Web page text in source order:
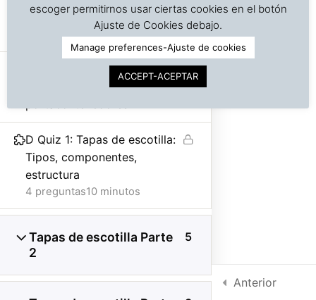
D Audiovisual: Apertura
lateral de escotillas (Inglés)
D Audiovisual: Remoción de
tapa de escotilla en buque
D Quiz 1: Tapas de escotilla:
Tipos, componentes,
estructura
10 minutos
4 preguntas
Tapas de escotilla Parte
2
5
Anterior
Copyright | Derechos reservados | Dr. J. A. Barreiro
Cargo Inspection Service LLC | 2018-2025
Política de Privacidad
Condiciones de uso
escoger permitirnos usar ciertas cookies en el botón
Ajuste de Cookies debajo.
Manage preferences-Ajuste de cookies
ACCEPT-ACEPTAR